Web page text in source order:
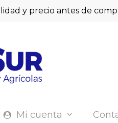
y precio antes de
Mi cuenta